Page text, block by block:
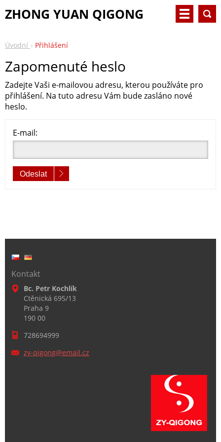
ZHONG YUAN QIGONG
Úvodní Přihlášení
Zapomenuté heslo
Zadejte Vaši e-mailovou adresu, kterou používáte pro
přihlášení. Na tuto adresu Vám bude zasláno nové
heslo.
E-mail:
Odeslat
Kontakt
Bc. Petr Kochlík
Ctěnická 695/13
Praha 9
190 00
728694999
zy-qigong@email.cz